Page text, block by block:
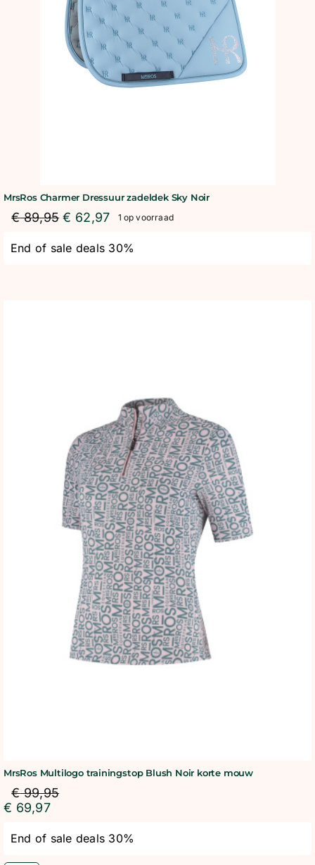
SHOWROOM
MrsRos Charmer Dressuur zadeldek Sky Noir
€89,95 € 62,97 1 op voorraad
End of sale deals 30%
MrsRos Multilogo trainingstop Blush Noir korte mouw
€99,95
€ 69,97
End of sale deals 30%